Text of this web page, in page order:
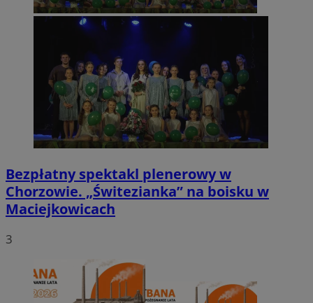
Bezpłatny spektakl plenerowy w
Chorzowie. „Świtezianka” na boisku w
Maciejkowicach
3